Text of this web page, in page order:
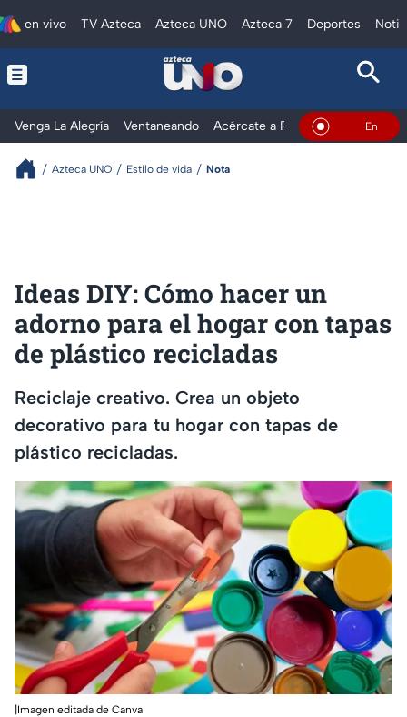
en vivo TV Azteca Azteca UNO Azteca 7 Deportes
Venga La Alegría Ventaneando Acércate a Rocío Al Extremo
En Vivo
Azteca UNO Estilo de vida Nota
Ideas DIY: Cómo hacer un
adorno para el hogar con tapas
de plástico recicladas
Reciclaje creativo. Crea un objeto
decorativo para tu hogar con tapas de
plástico recicladas.
|Imagen editada de Canva